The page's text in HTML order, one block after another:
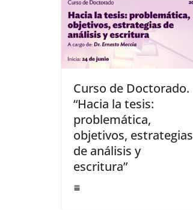
Curso de Doctorado.
“Hacia la tesis:
problemática,
objetivos, estrategias
de análisis y
escritura”